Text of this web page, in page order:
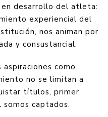
desarrollo del atleta:
experiencial del
nos animan por
y consustancial.
como
no se limitan a
títulos, primer
captados.